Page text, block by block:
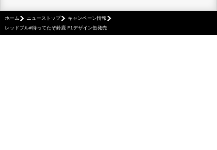
ホーム ニューストップ
キャンペーン情報
レッドブル#待ってたぞ鈴鹿​ F1デザイン缶発売